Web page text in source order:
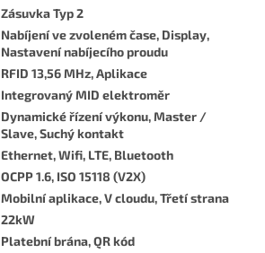
Zásuvka Typ 2
Nabíjení ve zvoleném čase, Display,
Nastavení nabíjecího proudu
RFID 13,56 MHz, Aplikace
Integrovaný MID elektroměr
Dynamické řízení výkonu, Master /
Slave, Suchý kontakt
Ethernet, Wifi, LTE, Bluetooth
OCPP 1.6, ISO 15118 (V2X)
Mobilní aplikace, V cloudu, Třetí strana
22kW
Platební brána, QR kód